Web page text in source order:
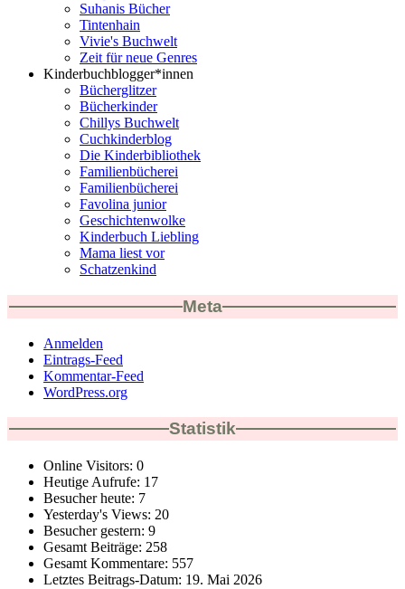
Suhanis Bücher
Tintenhain
Vivie's Buchwelt
Zeit für neue Genres
Kinderbuchblogger*innen
Bücherglitzer
Bücherkinder
Chillys Buchwelt
Cuchkinderblog
Die Kinderbibliothek
Familienbücherei
Familienbücherei
Favolina junior
Geschichtenwolke
Kinderbuch Liebling
Mama liest vor
Schatzenkind
Meta
Anmelden
Eintrags-Feed
Kommentar-Feed
WordPress.org
Statistik
Online Visitors: 0
Heutige Aufrufe: 17
Besucher heute: 7
Yesterday's Views: 20
Besucher gestern: 9
Gesamt Beiträge: 258
Gesamt Kommentare: 557
Letztes Beitrags-Datum: 19. Mai 2026